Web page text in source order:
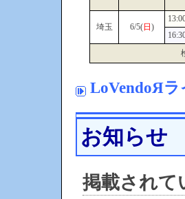
埼玉 6/5(日 )
LoVendoЯラ
お知らせ
掲載されて